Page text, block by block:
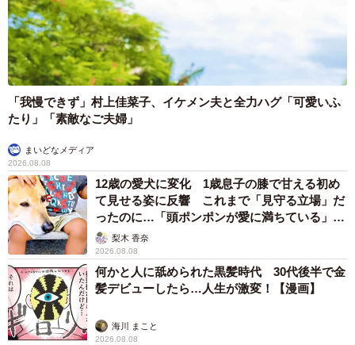
「我慢できず」村上佳菜子、イケメン夫と全力ハグ「可愛いふ
たり」「素敵なご夫婦」
まいどなメディア
2026.08.08
12歳の愛犬に変化 1歳息子の膝で甘える初め
て見せる姿に反響 これまで「見守る立場」だ
ったのに…「頭ポンポンが愛に満ちている」
「尊…」
梨木 香奈
2026.08.08
何かと人に舐められた黒髪時代 30代後半で金
髪デビューしたら…人生が激変！【漫画】
海川 まこと
2026.08.08